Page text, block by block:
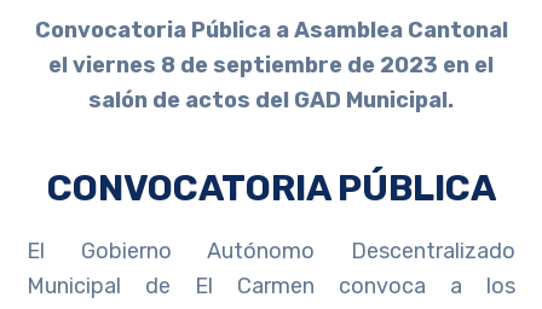
Convocatoria Pública a Asamblea Cantonal
el viernes 8 de septiembre de 2023 en el
salón de actos del GAD Municipal.
CONVOCATORIA PÚBLICA
El Gobierno Autónomo Descentralizado
Municipal de El Carmen convoca a los